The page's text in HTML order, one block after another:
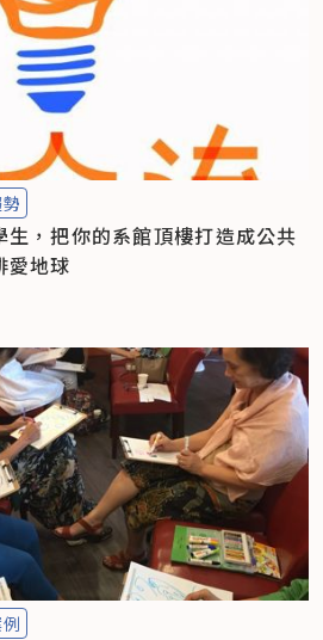
，把你的系館頂樓打造成公共
愛地球